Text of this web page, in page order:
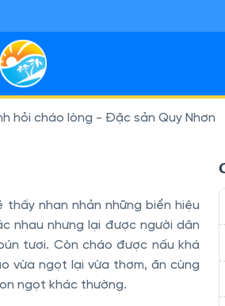
hỏi cháo lòng - Đặc sản Quy Nhơn
thấy nhan nhản những biển hiệu
nhau nhưng lại được người dân
tươi. Còn cháo được nấu khá
vừa ngọt lại vừa thơm, ăn cùng
ngọt khác thường.